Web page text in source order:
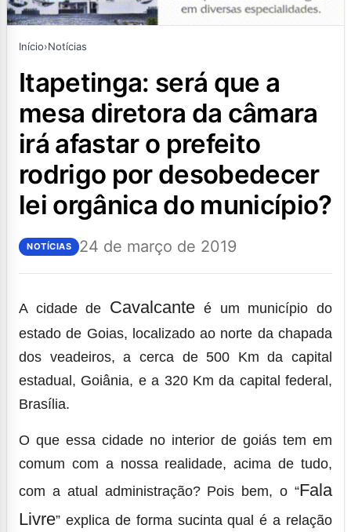
Início›Notícias
itapetinga: será que a
mesa diretora da câmara
irá afastar o prefeito
rodrigo por desobedecer
lei orgânica do município?
NOTÍCIAS 24 de março de 2019
A cidade de Cavalcante é um município do
estado de Goias, localizado ao norte da chapada
dos veadeiros, a cerca de 500 Km da capital
estadual, Goiânia, e a 320 Km da capital federal,
Brasília.
O que essa cidade no interior de goiás tem em
comum com a nossa realidade, acima de tudo,
com a atual administração? Pois bem, o “Fala
Livre” explica de forma sucinta qual é a relação